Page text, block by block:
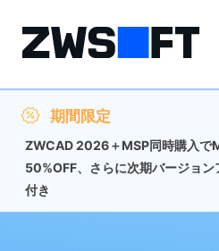
期間限定
ZWCAD 2026＋MSP同時購入で
50%OFF、さらに次期バージョン
付き